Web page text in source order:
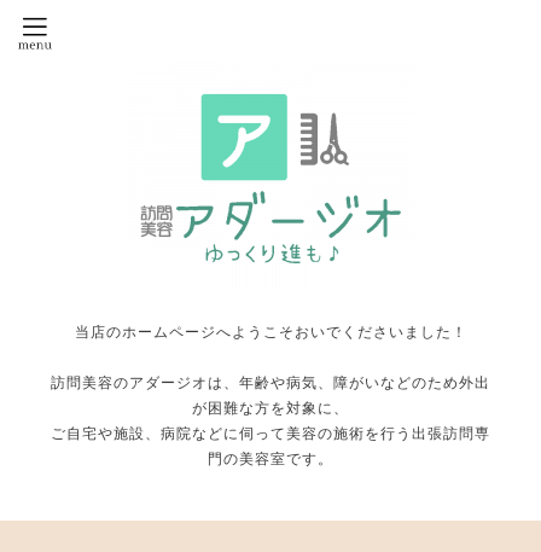
当店のホームページへようこそおいでくださいました！
訪問美容のアダージオは、年齢や病気、障がいなどのため外出
が困難な方を対象に、
ご自宅や施設、病院などに伺って美容の施術を行う出張訪問専
門の美容室です。